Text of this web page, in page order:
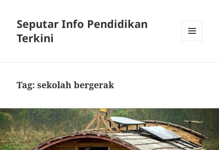
Seputar Info Pendidikan
Terkini
Tag:sekolah bergerak